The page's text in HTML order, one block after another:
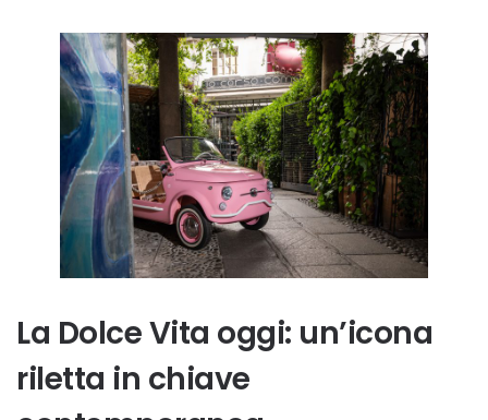
La Dolce Vita oggi: un’icona
riletta in chiave